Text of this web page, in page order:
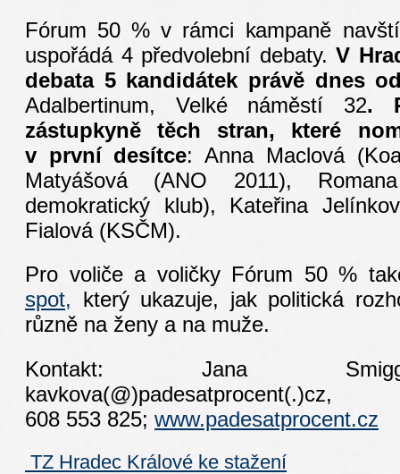
Fórum 50 % v rámci kampaně
uspořádá 4 předvolební debaty.V
debata 5 kandidátek právě dnes
Adalbertinum, Velké náměstí 32.
zástupkyně těch stran, které
v první desítce: Anna Maclová
Matyášová (ANO 2011),
demokratický klub), Kateřina
Fialová (KSČM).
Pro voliče a voličky Fórum 50 %
spot, který ukazuje, jak politická
různě na ženy a na muže.
Kontakt: Jana
kavkova(@)padesatprocent(.)cz,
608 553 825; www.padesatprocent.cz
TZ Hradec Králové ke stažení